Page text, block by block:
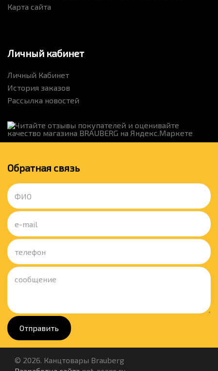
Карта сайта
Личный кабинет
Личный Кабинет
История заказов
Рассылка новостей
Обратная связь
Отправить
© 2026. Канцтовары Brauberg